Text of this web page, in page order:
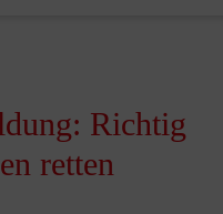
Richtig
retten